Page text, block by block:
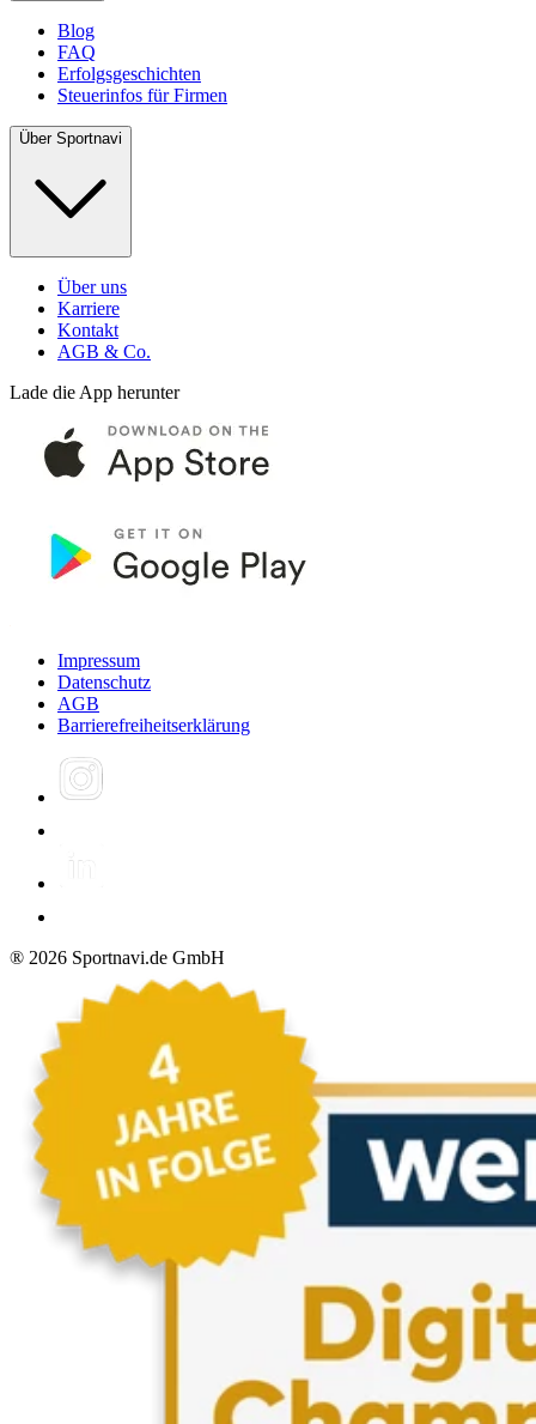
Blog
FAQ
Erfolgsgeschichten
Steuerinfos für Firmen
Über Sportnavi
Über uns
Karriere
Kontakt
AGB & Co.
Lade die App herunter
Impressum
Datenschutz
AGB
Barrierefreiheitserklärung
® 2026 Sportnavi.de GmbH